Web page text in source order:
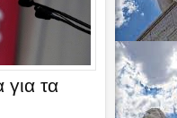
για τα